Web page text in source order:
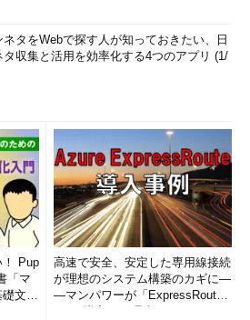
ネタをWebで探す人が知っておきたい、日
タ収集と活用を効率化する4つのアプリ (1/
！ Pup
「マ
文法
高速で安全、安定した専用線接続
が理想のシステム構築のカギに―
―マンパワーが「ExpressRout